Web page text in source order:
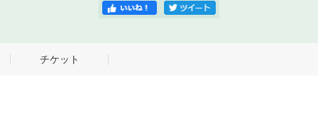
チケット